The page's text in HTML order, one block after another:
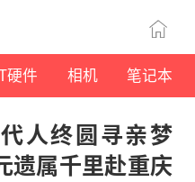
硬件 相机 笔记本
人终圆寻亲梦
属千里赴重庆